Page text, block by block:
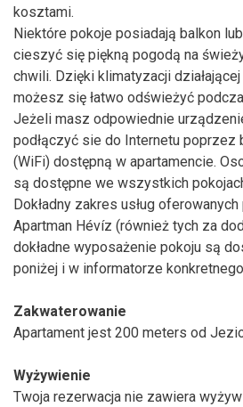
kosztami.
Niektóre pokoje posiadają balkon
cieszyć się piękną pogodą na
chwili. Dzięki klimatyzacji
możesz się łatwo odświeżyć
Jeżeli masz odpowiednie
podłączyć sie do Internetu
(WiFi) dostępną w apartamencie.
są dostępne we wszystkich
Dokładny zakres usług
Apartman Hévíz (również tych za
dokładne wyposażenie pokoju są
poniżej i w informatorze
Zakwaterowanie
Apartament jest 200 meters od
Wyżywienie
Twoja rezerwacja nie zawiera